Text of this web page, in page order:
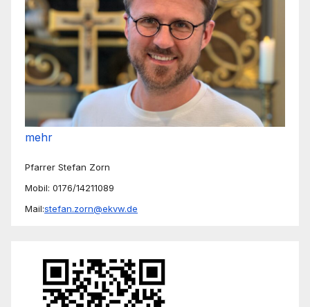
mehr
Pfarrer Stefan Zorn
Mobil: 0176/14211089
Mail:stefan.zorn@ekvw.de